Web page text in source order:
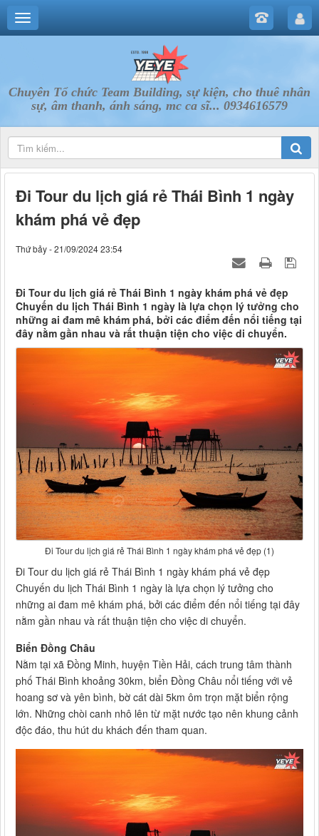
Chuyên Tổ chức Team Building, sự kiện, cho thuê nhân
sự, âm thanh, ánh sáng, mc ca sĩ... 0934616579
Đi Tour du lịch giá rẻ Thái Bình 1 ngày
khám phá vẻ đẹp
Thứ bảy - 21/09/2024 23:54
Đi Tour du lịch giá rẻ Thái Bình 1 ngày khám phá vẻ đẹp
Chuyến du lịch Thái Bình 1 ngày là lựa chọn lý tưởng cho
những ai đam mê khám phá, bởi các điểm đến nổi tiếng tại
đây nằm gần nhau và rất thuận tiện cho việc di chuyển.
Đi Tour du lịch giá rẻ Thái Bình 1 ngày khám phá vẻ đẹp (1)
Đi Tour du lịch giá rẻ Thái Bình 1 ngày khám phá vẻ đẹp
Chuyến du lịch Thái Bình 1 ngày là lựa chọn lý tưởng cho
những ai đam mê khám phá, bởi các điểm đến nổi tiếng tại đây
nằm gần nhau và rất thuận tiện cho việc di chuyển.
Biển Đồng Châu
Nằm tại xã Đồng Minh, huyện Tiền Hải, cách trung tâm thành
phố Thái Bình khoảng 30km, biển Đồng Châu nổi tiếng với vẻ
hoang sơ và yên bình, bờ cát dài 5km ôm trọn mặt biển rộng
lớn. Những chòi canh nhô lên từ mặt nước tạo nên khung cảnh
độc đáo, thu hút du khách đến tham quan.